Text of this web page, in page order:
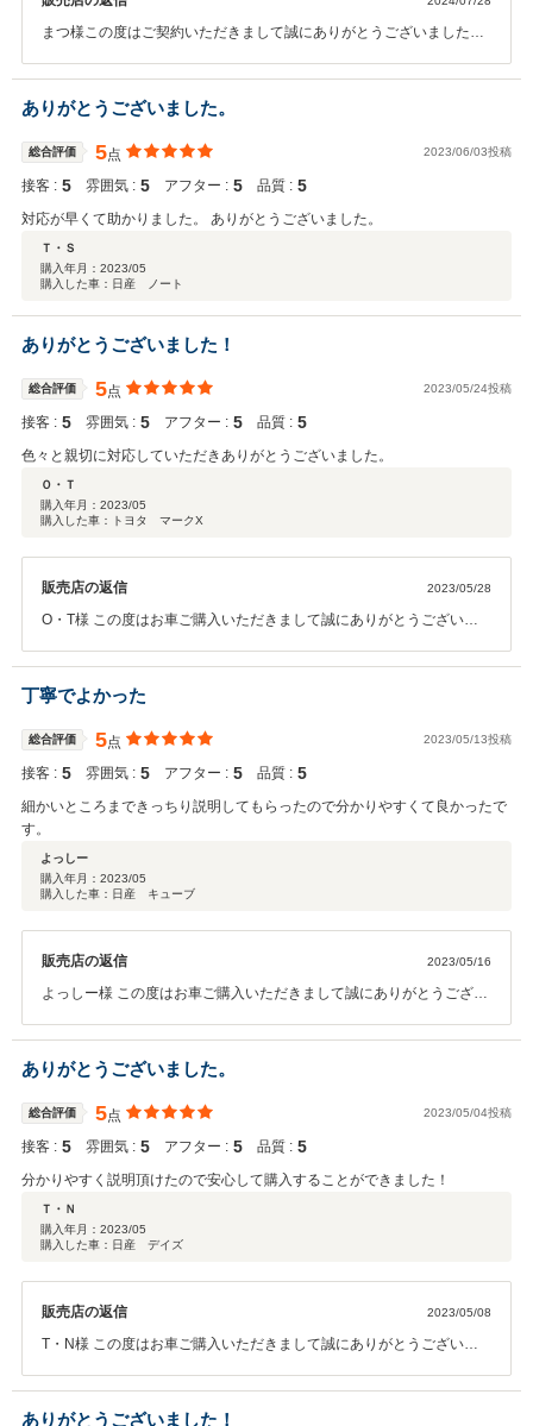
まつ様この度はご契約いただきまして誠にありがとうございました。
いただきまして、社員一同心から感謝しております。何かお困りの際
はぜひお気軽にお立ち寄りください。 今後とも、どうぞ宜しくお願い
致します。
ありがとうございました。
総合評価 5点 2023/06/03投稿
接客 : 5 雰囲気 : 5 アフター : 5 品質 : 5
対応が早くて助かりました。 ありがとうございました。
Ｔ・Ｓ
購入年月： 2023/05
購入した車：日産 ノート
ありがとうございました！
総合評価 5点 2023/05/24投稿
接客 : 5 雰囲気 : 5 アフター : 5 品質 : 5
色々と親切に対応していただきありがとうございました。
Ｏ・Ｔ
購入年月： 2023/05
購入した車：トヨタ マークX
販売店の返信 2023/05/28
O・T様 この度はお車ご購入いただきまして誠にありがとうございま
ご案内ありますのでぜひご利用くださいませ。
丁寧でよかった
総合評価 5点 2023/05/13投稿
接客 : 5 雰囲気 : 5 アフター : 5 品質 : 5
細かいところまできっちり説明してもらったので分かりやすくて良かったで
す。
よっしー
購入年月： 2023/05
購入した車：日産 キューブ
販売店の返信 2023/05/16
よっしー様 この度はお車ご購入いただきまして誠にありがとうござい
ださいませ。 今後ともよろしくお願いいたします。
ありがとうございました。
総合評価 5点 2023/05/04投稿
接客 : 5 雰囲気 : 5 アフター : 5 品質 : 5
分かりやすく説明頂けたので安心して購入することができました！
Ｔ・Ｎ
購入年月： 2023/05
購入した車：日産 デイズ
販売店の返信 2023/05/08
T・N様 この度はお車ご購入いただきまして誠にありがとうございま
ち込みいただければと思います。 今後ともよろしくお願いいたしま
す。
ありがとうございました！